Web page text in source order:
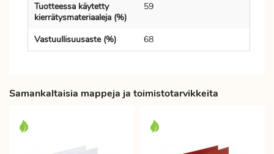
Tuotteessa käytetty
kierrätysmateriaaleja (%)
59
Vastuullisuusaste (%) 68
Samankaltaisia mappeja ja toimistotarvikkeita